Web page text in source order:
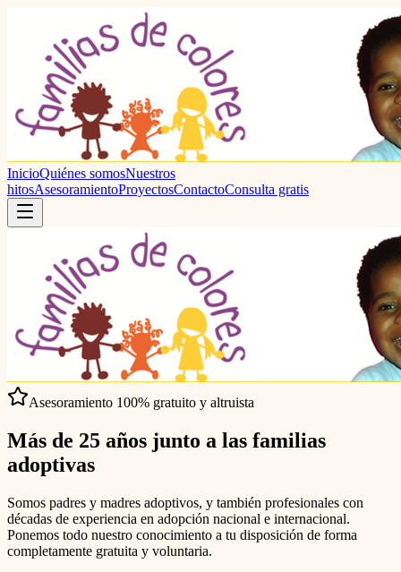
InicioQuiénes somosNuestros
hitosAsesoramientoProyectosContactoConsulta gratis
Asesoramiento 100% gratuito y altruista
Más de 25 años junto a las familias
adoptivas
Somos padres y madres adoptivos, y también profesionales con
décadas de experiencia en adopción nacional e internacional.
Ponemos todo nuestro conocimiento a tu disposición de forma
completamente gratuita y voluntaria.